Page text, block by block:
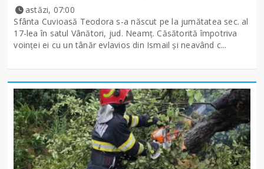
astăzi, 07:00
Sfânta Cuvioasă Teodora s-a născut pe la jumătatea sec. al
17-lea în satul Vânători, jud. Neamţ. Căsătorită împotriva
voinţei ei cu un tânăr evlavios din Ismail şi neavând c...